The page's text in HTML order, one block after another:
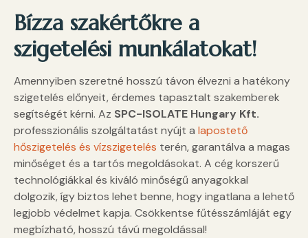
Bízza szakértőkre a
szigetelési munkálatokat!
Amennyiben szeretné hosszú távon élvezni a hatékony
szigetelés előnyeit, érdemes tapasztalt szakemberek
segítségét kérni. Az SPC-ISOLATE Hungary Kft.
professzionális szolgáltatást nyújt a lapostető
hőszigetelés és vízszigetelés terén, garantálva a magas
minőséget és a tartós megoldásokat. A cég korszerű
technológiákkal és kiváló minőségű anyagokkal
dolgozik, így biztos lehet benne, hogy ingatlana a lehető
legjobb védelmet kapja. Csökkentse fűtésszámláját egy
megbízható, hosszú távú megoldással!